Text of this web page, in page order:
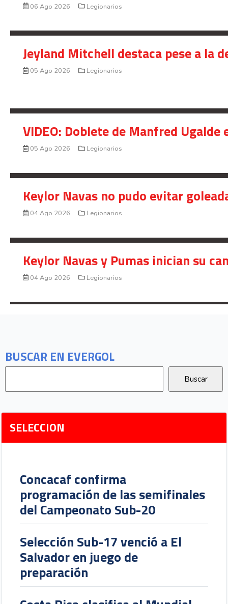
BUSCAR EN EVERGOL
SELECCION
Concacaf confirma
programación de las semifinales
del Campeonato Sub-20
Selección Sub-17 venció a El
Salvador en juego de
preparación
06 Ago 2026 Legionarios
Jeyland Mitchell destaca pese a la
05 Ago 2026 Legionarios
VIDEO: Doblete de Manfred
05 Ago 2026 Legionarios
Keylor Navas no pudo evitar
04 Ago 2026 Legionarios
Keylor Navas y Pumas inician su
04 Ago 2026 Legionarios